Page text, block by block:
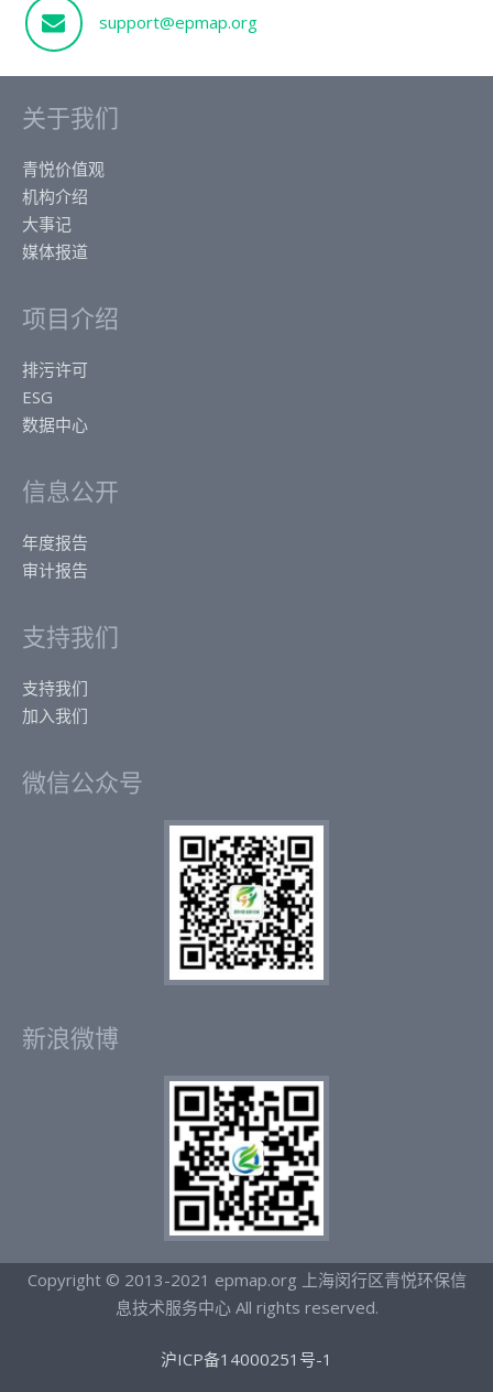
support@epmap.org
关于我们
青悦价值观
机构介绍
大事记
媒体报道
项目介绍
排污许可
ESG
数据中心
信息公开
年度报告
审计报告
支持我们
支持我们
加入我们
微信公众号
新浪微博
Copyright © 2013-2021 epmap.org 上海闵行区青悦环保信
息技术服务中心 All rights reserved.
沪ICP备14000251号-1